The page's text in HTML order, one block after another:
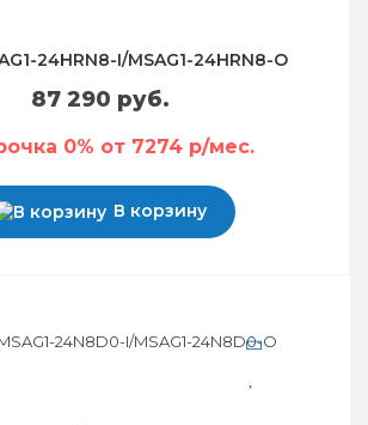
24HRN8-I/MSAG1-24HRN8-O
87 290 руб.
0% от 7274 р/мес.
В корзину